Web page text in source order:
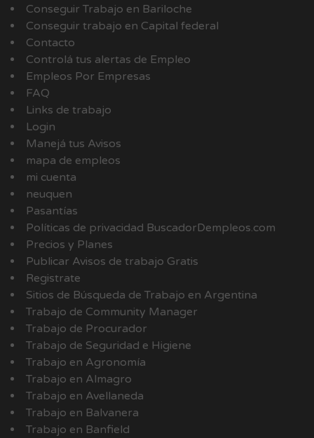
Conseguir Trabajo en Bariloche
Conseguir trabajo en Capital federal
Contacto
Controlá tus alertas de Empleo
Empleos Por Empresas
FAQ
Links de trabajo
Login
Manejá tus Avisos
mapa de empleos
mi cuenta
neuquen
Pasantías
Políticas de privacidad BuscadorDempleos.com
Precios y Planes
Publicar Avisos de trabajo Gratis
Registrate
Sitios de Búsqueda de Trabajo en Argentina
Trabajo de Community Manager
Trabajo de Procurador
Trabajo de Seguridad e Higiene
Trabajo en Agronomía
Trabajo en Almagro
Trabajo en Avellaneda
Trabajo en Balvanera
Trabajo en Banfield